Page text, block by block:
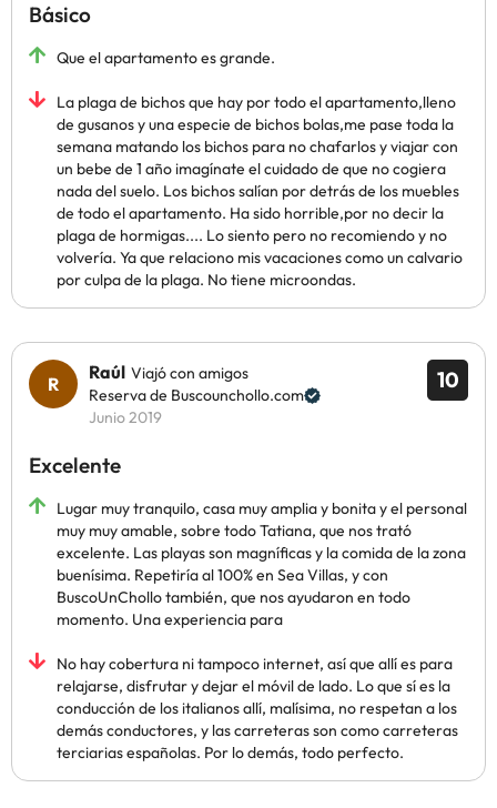
Básico
Que el apartamento es grande.
La plaga de bichos que hay por todo el apartamento,lleno
de gusanos y una especie de bichos bolas,me pase toda la
semana matando los bichos para no chafarlos y viajar con
un bebe de 1 año imagínate el cuidado de que no cogiera
nada del suelo. Los bichos salían por detrás de los muebles
de todo el apartamento. Ha sido horrible,por no decir la
plaga de hormigas.... Lo siento pero no recomiendo y no
volvería. Ya que relaciono mis vacaciones como un calvario
por culpa de la plaga. No tiene microondas.
10
Raúl Viajó con amigos
Reserva de Buscounchollo.com
Junio 2019
Excelente
Lugar muy tranquilo, casa muy amplia y bonita y el personal
muy muy amable, sobre todo Tatiana, que nos trató
excelente. Las playas son magníficas y la comida de la zona
buenísima. Repetiría al 100% en Sea Villas, y con
BuscoUnChollo también, que nos ayudaron en todo
momento. Una experiencia para
No hay cobertura ni tampoco internet, así que allí es para
relajarse, disfrutar y dejar el móvil de lado. Lo que sí es la
conducción de los italianos allí, malísima, no respetan a los
demás conductores, y las carreteras son como carreteras
terciarias españolas. Por lo demás, todo perfecto.